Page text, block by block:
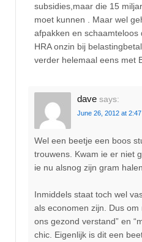
subsidies,maar die 15
moet kunnen . Maar wel
afpakken en schaamteloos
HRA onzin bij
verder helemaal eens met
dave says:
June 26, 2012 at
Wel een beetje een boos
trouwens. Kwam ie er niet
ie nu alsnog zijn gram
Inmiddels staat toch wel
als economen zijn. Dus om
ons gezond verstand” en
chic. Eigenlijk is dit een